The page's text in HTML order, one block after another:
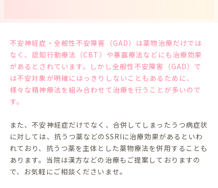
不安神経症・全般性不安障害（GAD）は薬物治療だけでは
なく、認知行動療法（CBT）や暴露療法などにも治療効果
があるとされています。しかし全般性不安障害（GAD）で
は不安対象が明確にはっきりしないこともあるために、
様々な精神療法を組み合わせて治療を行うことが多いので
す。
また、不安神経症だけでなく、合併してしまったうつ病症状
に対しては、抗うつ薬などのSSRIに治療効果があるといわ
れており、抗うつ薬を主体とした薬物療法を併用することも
あります。当院は漢方などの治療もご提案しておりますの
で、お気軽にご相談くださいませ。